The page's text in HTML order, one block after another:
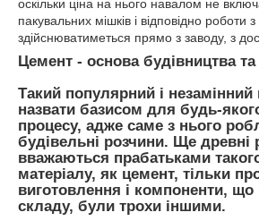
оскільки ціна на нього навалом не
пакувальних мішків і відповідно
здійснюватиметься прямо з заводу, з
Цемент - основа будівництва та
Такий популярний і
назвати базисом для будь-
процесу, адже саме з нього
будівельні розчини. Ще
вважаються прабатьками
матеріалу, як цемент, тільки
виготовлення і компоненти,
складу, були трохи іншими.